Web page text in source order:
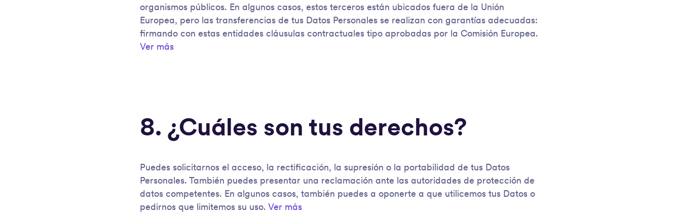
organismos públicos. En algunos casos, estos terceros están ubicados fuera de la Unión
Europea, pero las transferencias de tus Datos Personales se realizan con garantías adecuadas:
firmando con estas entidades cláusulas contractuales tipo aprobadas por la Comisión Europea.
Ver más
8. ¿Cuáles son tus derechos?
Puedes solicitarnos el acceso, la rectificación, la supresión o la portabilidad de tus Datos
Personales. También puedes presentar una reclamación ante las autoridades de protección de
datos competentes. En algunos casos, también puedes a oponerte a que utilicemos tus Datos o
pedirnos que limitemos su uso. Ver más